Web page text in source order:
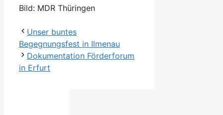
Bild: MDR Thüringen
Unser buntes
Begegnungsfest in Ilmenau
Dokumentation Förderforum
in Erfurt